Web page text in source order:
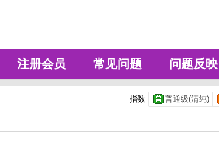
注册会员 常见问题 问题反映
指数 普通级(清纯)